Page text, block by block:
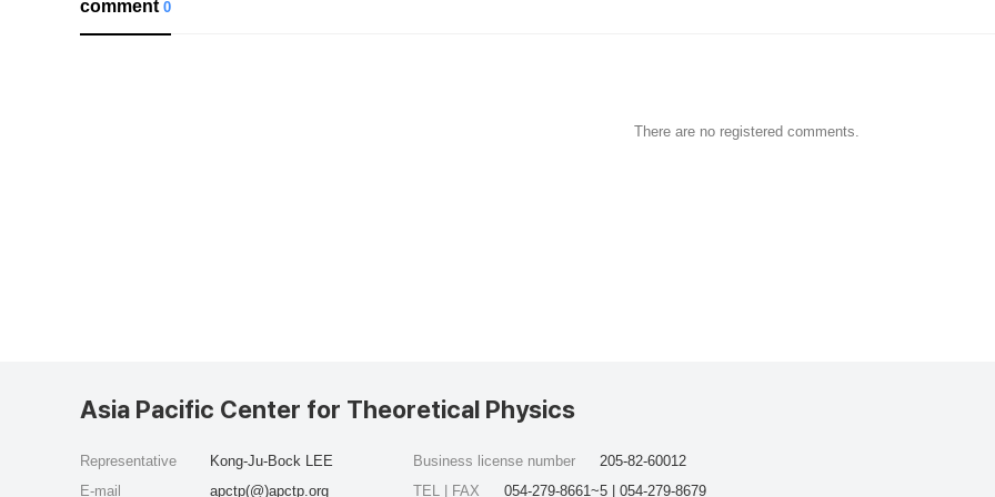
comment0
There are no registered comments.
Asia Pacific Center for Theoretical Physics
Representative
Kong-Ju-Bock LEE
E-mail
apctp(@)apctp.org
Business license number
205-82-60012
TEL | FAX
054-279-8661~5 | 054-279-8679